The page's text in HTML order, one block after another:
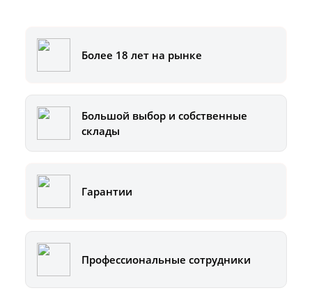
Более 18 лет на рынке
Большой выбор и собственные
склады
Гарантии
Профессиональные сотрудники